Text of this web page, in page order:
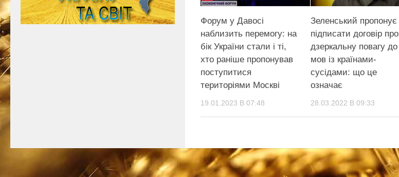
Форум у Давосі
наблизить перемогу: на
бік України стали і ті,
хто раніше пропонував
поступитися
територіями Москві
19.01.2023 В 07:48
Зеленський пропонує
підписати договір про
дзеркальну повагу до
мов із країнами-
сусідами: що це
означає
28.03.2022 В 09:33